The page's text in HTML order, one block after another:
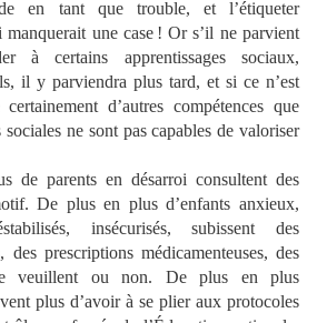
en tant que trouble, et l’étiqueter
une case ! Or s’il ne parvient
à certains apprentissages sociaux,
il y parviendra plus tard, et si ce n’est
d’autres compétences que
sociales ne sont pas capables de valoriser
de parents en désarroi consultent des
De plus en plus d’enfants anxieux,
insécurisés, subissent des
des prescriptions médicamenteuses, des
le veuillent ou non. De plus en plus
plus d’avoir à se plier aux protocoles